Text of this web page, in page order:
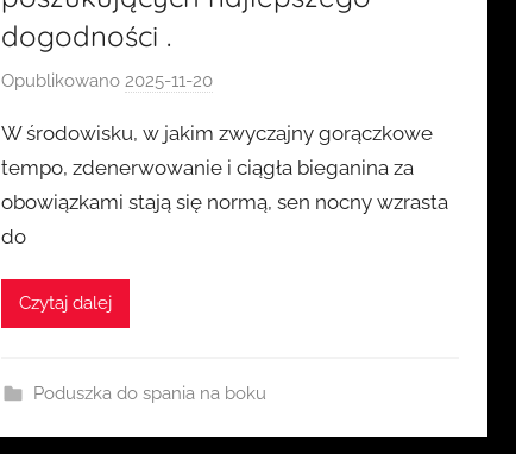
dogodności .
Opublikowano 2025-11-20p
z
e
z
W środowisku, w jakim zwyczajny gorączkowe
tempo, zdenerwowanie i ciągła bieganina za
obowiązkami stają się normą, sen nocny wzrasta
do
Czytaj dalej
Poduszka do spania na boku